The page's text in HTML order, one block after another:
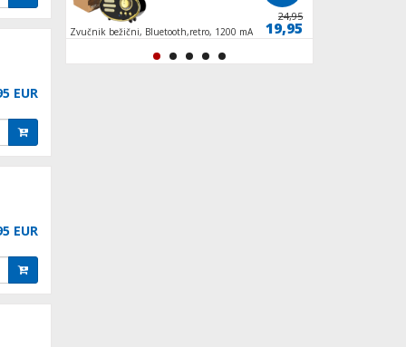
EUR
EUR
229,90
199,90
Zvučnik bežični, Bluetooth,retro, 1200 mAh, 5
24,95
19,95